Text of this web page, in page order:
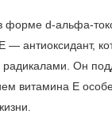
форме d-альфа-
— антиоксидант,
Он
витамина Е